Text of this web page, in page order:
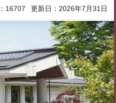
16707 更新日：2026年7月31日